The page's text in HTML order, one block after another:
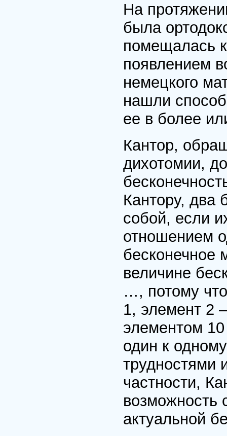
На
была
помещалась
появлением
немецкого
нашли
ее в более
Кантор,
дихотомии,
Кантору, два
собой, если
отношением
бесконечное
величине
…, потому
1, элемент 2
элементом
один к
трудностями
частности,
возможность
актуальной